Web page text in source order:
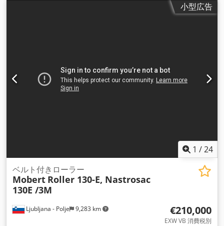
小型広告
1 /24
Ljubljana - Polje 9,283 km
ベルト付きローラー
Mobert Roller 130-E, Nastrosac
130E /3M
€210,000
EXW VB 消費税別